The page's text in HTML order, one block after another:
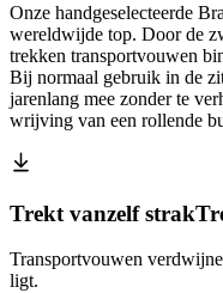
Onze handgeselecteerde
wereldwijde top. Door de
trekken transportvouwen
Bij normaal gebruik in de
jarenlang mee zonder te
wrijving van een rollende
Trekt vanzelf strak
Transportvouwen
ligt.